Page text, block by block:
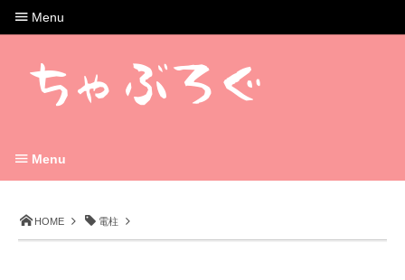
HOME 電柱
Menu
Menu